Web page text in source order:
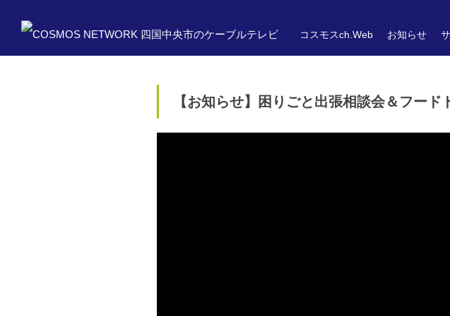
コスモスch.Web お知らせ
【お知らせ】困りごと出張相談会＆フー